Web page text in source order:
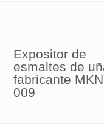
Expositor de
esmaltes de
fabricante
009